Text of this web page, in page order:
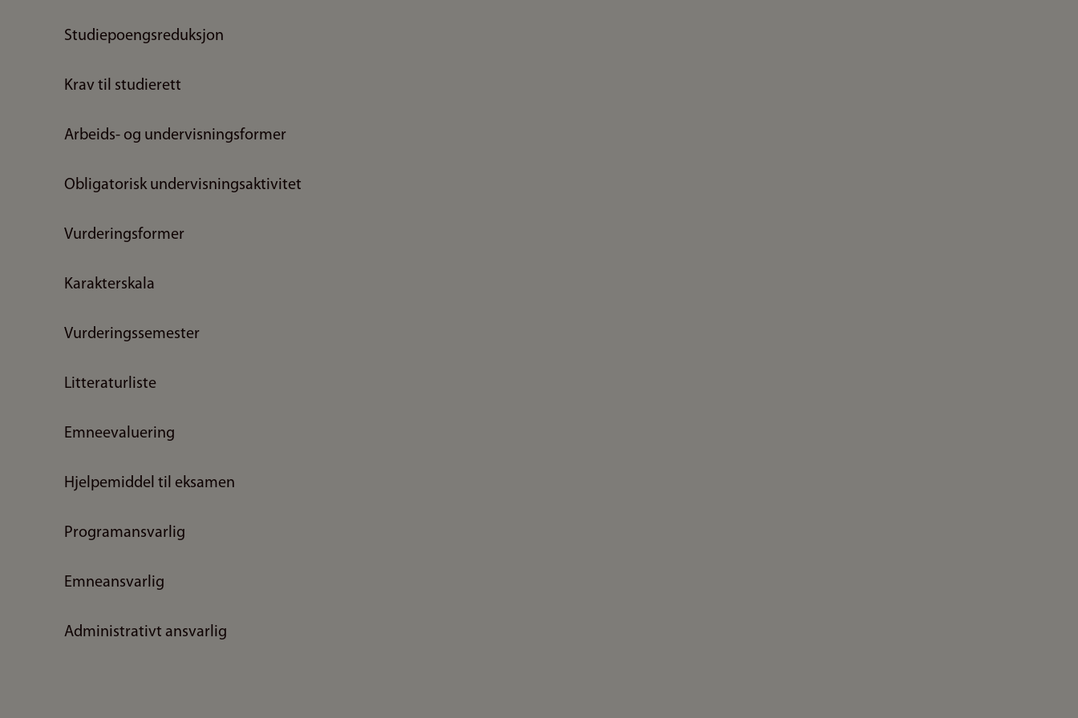
Studiepoengsreduksjon
Krav til studierett
Arbeids- og undervisningsformer
Obligatorisk undervisningsaktivitet
Vurderingsformer
Karakterskala
Vurderingssemester
Litteraturliste
Emneevaluering
Hjelpemiddel til eksamen
Programansvarlig
Emneansvarlig
Administrativt ansvarlig